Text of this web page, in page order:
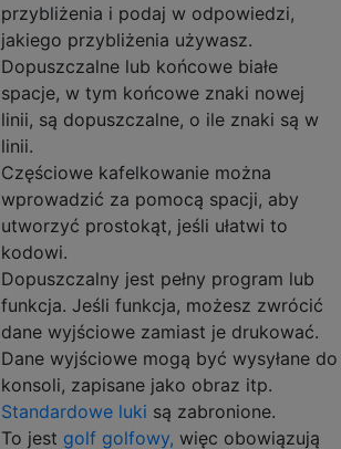
przybliżenia i podaj w odpowiedzi,
jakiego przybliżenia używasz.
Dopuszczalne lub końcowe białe
spacje, w tym końcowe znaki nowej
linii, są dopuszczalne, o ile znaki są w
linii.
Częściowe kafelkowanie można
wprowadzić za pomocą spacji, aby
utworzyć prostokąt, jeśli ułatwi to
kodowi.
Dopuszczalny jest pełny program lub
funkcja. Jeśli funkcja, możesz zwrócić
dane wyjściowe zamiast je drukować.
Dane wyjściowe mogą być wysyłane do
konsoli, zapisane jako obraz itp.
Standardowe luki są zabronione.
To jest golf golfowy, więc obowiązują